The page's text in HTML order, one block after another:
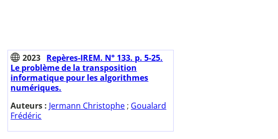
2023 Repères-IREM. N° 133. p. 5-25.
Le problème de la transposition
informatique pour les algorithmes
numériques.
Auteurs : Jermann Christophe ; Goualard
Frédéric